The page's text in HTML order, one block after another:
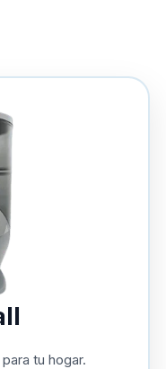
tu hogar.